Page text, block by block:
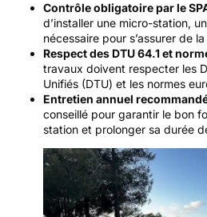
Contrôle obligatoire par le
d’installer une micro-station,
nécessaire pour s’assurer de
Respect des DTU 64.1 et
travaux doivent respecter les
Unifiés (DTU) et les normes
Entretien annuel
conseillé pour garantir le bon
station et prolonger sa durée